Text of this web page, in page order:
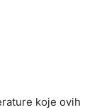
koje ovih